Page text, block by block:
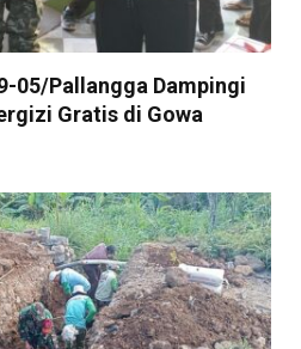
05/Pallangga Dampingi
Gratis di Gowa